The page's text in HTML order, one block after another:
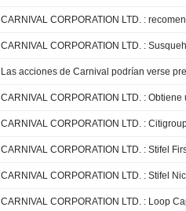
CARNIVAL CORPORATION LTD. :
CARNIVAL CORPORATION LTD. : Stifel